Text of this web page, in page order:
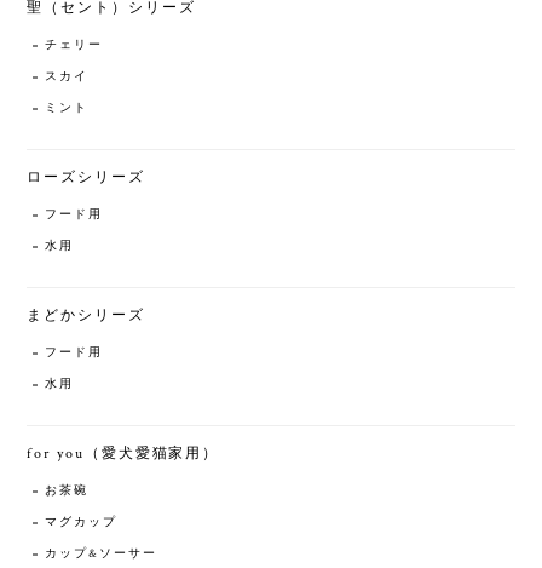
聖（セント）シリーズ
チェリー
スカイ
ミント
ローズシリーズ
フード用
水用
まどかシリーズ
フード用
水用
for you（愛犬愛猫家用）
お茶碗
マグカップ
カップ&ソーサー